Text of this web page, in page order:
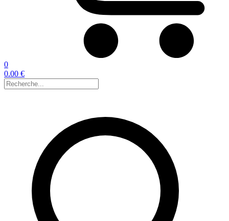
0
0.00 €